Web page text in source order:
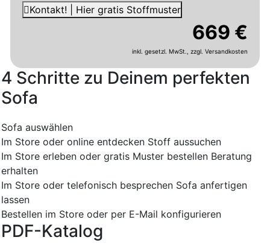
Kontakt! | Hier gratis Stoffmuster
669 €
inkl. gesetzl. MwSt., zzgl. Versandkosten
4 Schritte zu Deinem perfekten
Sofa
Sofa auswählen
Im Store oder online entdecken Stoff aussuchen
Im Store erleben oder gratis Muster bestellen Beratung
erhalten
Im Store oder telefonisch besprechen Sofa anfertigen
lassen
Bestellen im Store oder per E-Mail konfigurieren
PDF-Katalog